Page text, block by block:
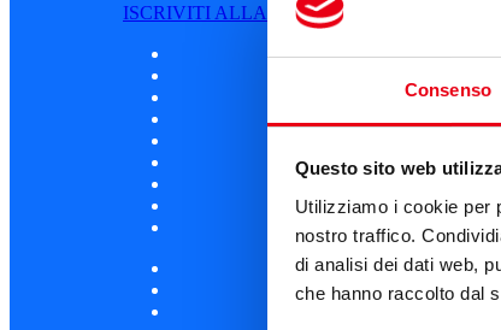
Consenso
Questo sito web
Utilizziamo i cookie per
nostro traffico.
di analisi dei dati web,
che hanno raccolto dal
ISCRIVITI ALLA NEWSLETTER